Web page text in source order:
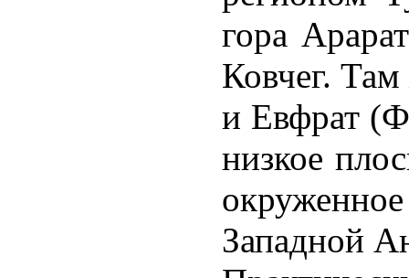
гора
Ковчег.
и Евфрат
низкое
Западной